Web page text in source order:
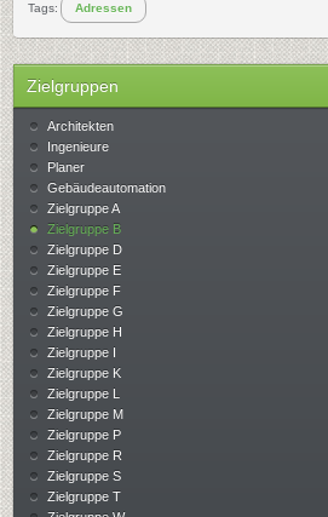
Tags: Adressen
Zielgruppen
Architekten
Ingenieure
Planer
Gebäudeautomation
Zielgruppe A
Zielgruppe B
Zielgruppe D
Zielgruppe E
Zielgruppe F
Zielgruppe G
Zielgruppe H
Zielgruppe I
Zielgruppe K
Zielgruppe L
Zielgruppe M
Zielgruppe P
Zielgruppe R
Zielgruppe S
Zielgruppe T